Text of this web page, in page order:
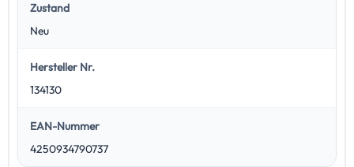
Zustand
Neu
Hersteller Nr.
134130
EAN-Nummer
4250934790737